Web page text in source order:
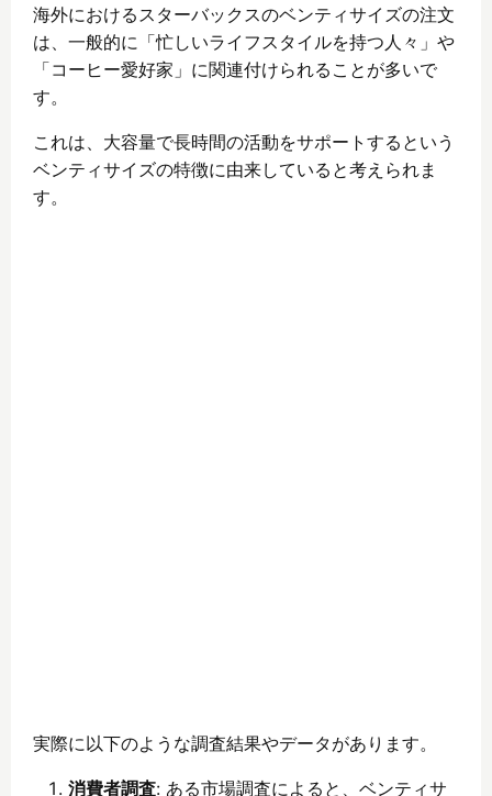
海外におけるスターバックスのベンティサイズの注文
は、一般的に「忙しいライフスタイルを持つ人々」や
「コーヒー愛好家」に関連付けられることが多いで
す。
これは、大容量で長時間の活動をサポートするという
ベンティサイズの特徴に由来していると考えられま
す。
実際に以下のような調査結果やデータがあります。
消費者調査: ある市場調査によると、ベンティサ